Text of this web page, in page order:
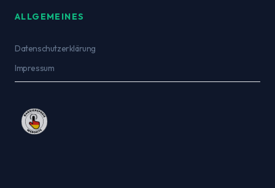
ALLGEMEINES
Datenschutzerklärung
Impressum